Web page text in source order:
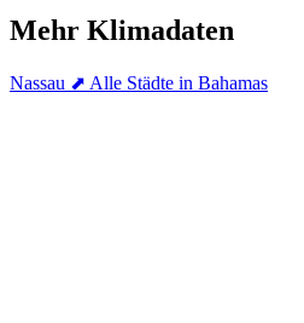
Mehr Klimadaten
Nassau ⬈ Alle Städte in Bahamas